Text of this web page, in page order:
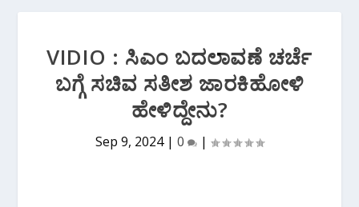
VIDIO : ಸಿಎಂ ಬದಲಾವಣೆ ಚರ್ಚೆ
ಬಗ್ಗೆ ಸಚಿವ ಸತೀಶ ಜಾರಕಿಹೋಳಿ
ಹೇಳಿದ್ದೇನು?
Sep 9, 2024| 0 |